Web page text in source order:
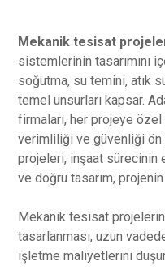
Mekanik tesisat
sistemlerinin tasarımını
soğutma, su temini, atık
temel unsurları kapsar.
firmaları, her projeye
verimliliği ve güvenliği
projeleri, inşaat sürecinin
ve doğru tasarım,
Mekanik tesisat
tasarlanması, uzun
işletme maliyetlerini